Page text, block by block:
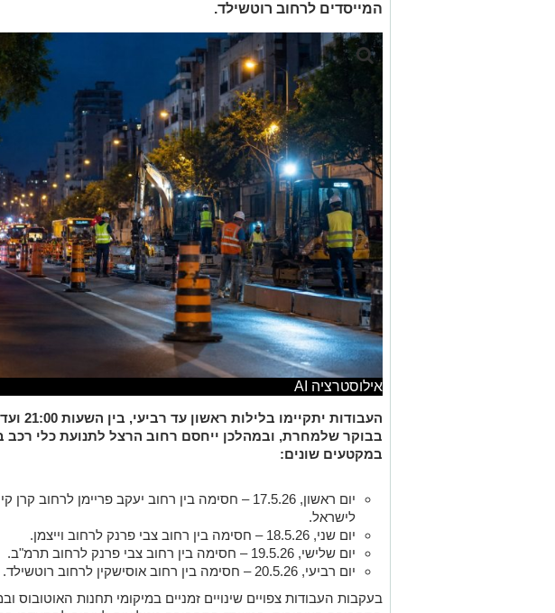
המייסדים לרחוב רוטשילד.
אילוסטרציה AI
בבוקר שלמחרת, ובמהלכן ייחסם רחוב הרצל לתנועת כלי רכב
במקטעים שונים:
יום ראשון, 17.5.26 – חסימה בין רחוב יעקב פריימן לרחוב קרן
לישראל.
יום שני, 18.5.26 – חסימה בין רחוב צבי פרנק לרחוב וייצמן.
יום שלישי, 19.5.26 – חסימה בין רחוב צבי פרנק לרחוב תרמ"ב.
יום רביעי, 20.5.26 – חסימה בין רחוב אוסישקין לרחוב רוטשילד.
בעקבות העבודות צפויים שינויים זמניים במיקומי תחנות האוטובוס